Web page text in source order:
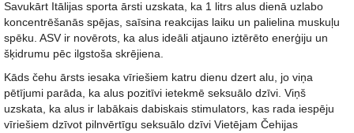
Savukārt Itālijas sporta ārsti uzskata, ka 1 litrs alus dienā uzlabo
koncentrēšanās spējas, saīsina reakcijas laiku un palielina muskuļu
spēku. ASV ir novērots, ka alus ideāli atjauno iztērēto enerģiju un
šķidrumu pēc ilgstoša skrējiena.
Kāds čehu ārsts iesaka vīriešiem katru dienu dzert alu, jo viņa
pētījumi parāda, ka alus pozitīvi ietekmē seksuālo dzīvi. Viņš
uzskata, ka alus ir labākais dabiskais stimulators, kas rada iespēju
vīriešiem dzīvot pilnvērtīgu seksuālo dzīvi Vietējam Čehijas